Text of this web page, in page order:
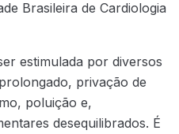
Brasileira de Cardiologia
estimulada por diversos
privação de
poluição e,
desequilibrados. É